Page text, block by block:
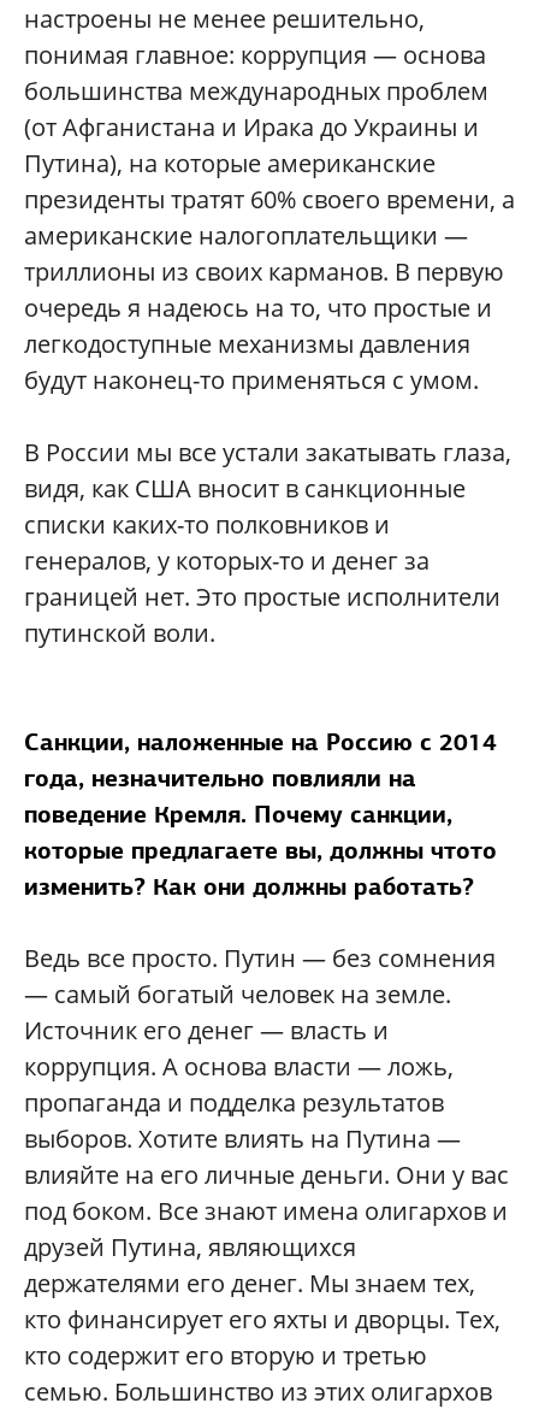
настроены не менее решительно,
понимая главное: коррупция — основа
большинства международных проблем
(от Афганистана и Ирака до Украины и
Путина), на которые американские
президенты тратят 60% своего времени, а
американские налогоплательщики —
триллионы из своих карманов. В первую
очередь я надеюсь на то, что простые и
легкодоступные механизмы давления
будут наконец-то применяться с умом.
В России мы все устали закатывать глаза,
видя, как США вносит в санкционные
списки каких-то полковников и
генералов, у которых-то и денег за
границей нет. Это простые исполнители
путинской воли.
Санкции, наложенные на Россию с 2014
года, незначительно повлияли на
поведение Кремля. Почему санкции,
которые предлагаете вы, должны чтото
изменить? Как они должны работать?
Ведь все просто. Путин — без сомнения
— самый богатый человек на земле.
Источник его денег — власть и
коррупция. А основа власти — ложь,
пропаганда и подделка результатов
выборов. Хотите влиять на Путина —
влияйте на его личные деньги. Они у вас
под боком. Все знают имена олигархов и
друзей Путина, являющихся
держателями его денег. Мы знаем тех,
кто финансирует его яхты и дворцы. Тех,
кто содержит его вторую и третью
семью. Большинство из этих олигархов